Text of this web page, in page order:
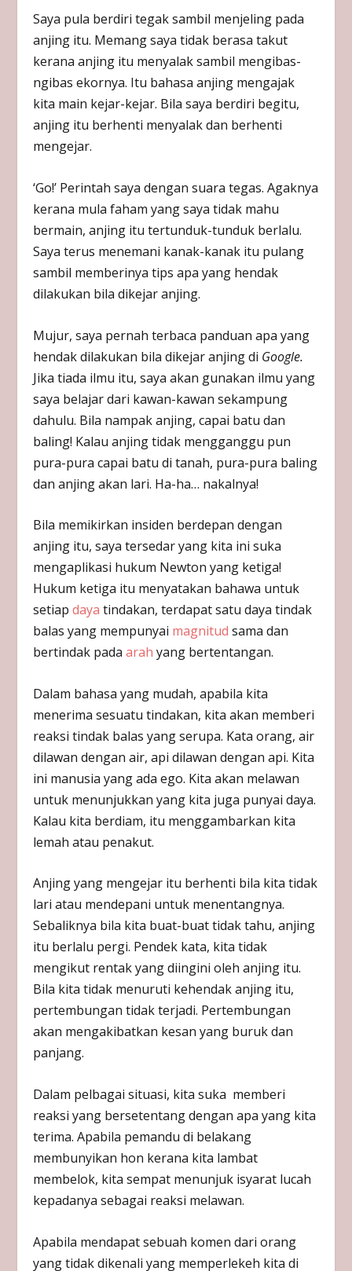
Saya pula berdiri tegak sambil menjeling pada
anjing itu. Memang saya tidak berasa takut
kerana anjing itu menyalak sambil mengibas-
ngibas ekornya. Itu bahasa anjing mengajak
kita main kejar-kejar. Bila saya berdiri begitu,
anjing itu berhenti menyalak dan berhenti
mengejar.
‘Go!’ Perintah saya dengan suara tegas. Agaknya
kerana mula faham yang saya tidak mahu
bermain, anjing itu tertunduk-tunduk berlalu.
Saya terus menemani kanak-kanak itu pulang
sambil memberinya tips apa yang hendak
dilakukan bila dikejar anjing.
Mujur, saya pernah terbaca panduan apa yang
hendak dilakukan bila dikejar anjing di Google.
Jika tiada ilmu itu, saya akan gunakan ilmu yang
saya belajar dari kawan-kawan sekampung
dahulu. Bila nampak anjing, capai batu dan
baling! Kalau anjing tidak mengganggu pun
pura-pura capai batu di tanah, pura-pura baling
dan anjing akan lari. Ha-ha… nakalnya!
Bila memikirkan insiden berdepan dengan
anjing itu, saya tersedar yang kita ini suka
mengaplikasi hukum Newton yang ketiga!
Hukum ketiga itu menyatakan bahawa untuk
setiapdaya tindakan, terdapat satu daya tindak
balas yang mempunyai magnitud sama dan
bertindak padaarah yang bertentangan.
Dalam bahasa yang mudah, apabila kita
menerima sesuatu tindakan, kita akan memberi
reaksi tindak balas yang serupa. Kata orang, air
dilawan dengan air, api dilawan dengan api. Kita
ini manusia yang ada ego. Kita akan melawan
untuk menunjukkan yang kita juga punyai daya.
Kalau kita berdiam, itu menggambarkan kita
lemah atau penakut.
Anjing yang mengejar itu berhenti bila kita tidak
lari atau mendepani untuk menentangnya.
Sebaliknya bila kita buat-buat tidak tahu, anjing
itu berlalu pergi. Pendek kata, kita tidak
mengikut rentak yang diingini oleh anjing itu.
Bila kita tidak menuruti kehendak anjing itu,
pertembungan tidak terjadi. Pertembungan
akan mengakibatkan kesan yang buruk dan
panjang.
Dalam pelbagai situasi, kita suka memberi
reaksi yang bersetentang dengan apa yang kita
terima. Apabila pemandu di belakang
membunyikan hon kerana kita lambat
membelok, kita sempat menunjuk isyarat lucah
kepadanya sebagai reaksi melawan.
Apabila mendapat sebuah komen dari orang
yang tidak dikenali yang memperlekeh kita di